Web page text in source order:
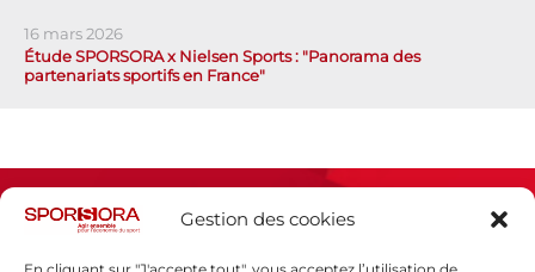
Gestion des cookies
16 mars 2026
Étude SPORSORA x Nielsen Sports : "Panorama des
partenariats sportifs en France"